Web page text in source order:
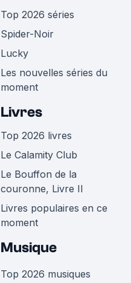
Top 2026 séries
Spider-Noir
Lucky
Les nouvelles séries du
moment
Livres
Top 2026 livres
Le Calamity Club
Le Bouffon de la
couronne, Livre II
Livres populaires en ce
moment
Musique
Top 2026 musiques